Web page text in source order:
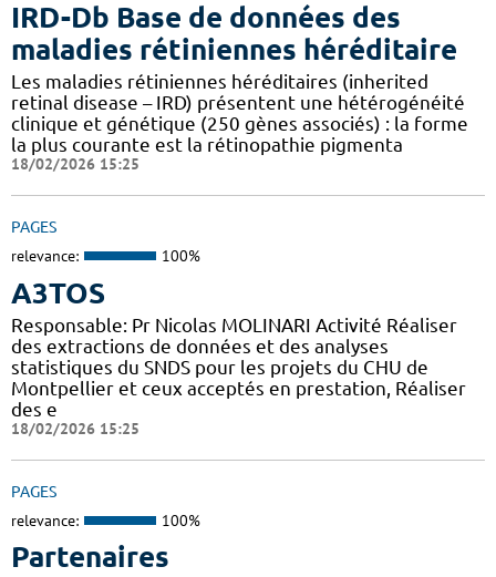
IRD-Db Base de données des
maladies rétiniennes héréditaire
Les maladies rétiniennes héréditaires (inherited
retinal disease – IRD) présentent une hétérogénéité
clinique et génétique (250 gènes associés) : la forme
la plus courante est la rétinopathie pigmenta
18/02/2026 15:25
PAGES
relevance: 100%
A3TOS
Responsable: Pr Nicolas MOLINARI Activité Réaliser
des extractions de données et des analyses
statistiques du SNDS pour les projets du CHU de
Montpellier et ceux acceptés en prestation, Réaliser
des e
18/02/2026 15:25
PAGES
relevance: 100%
Partenaires